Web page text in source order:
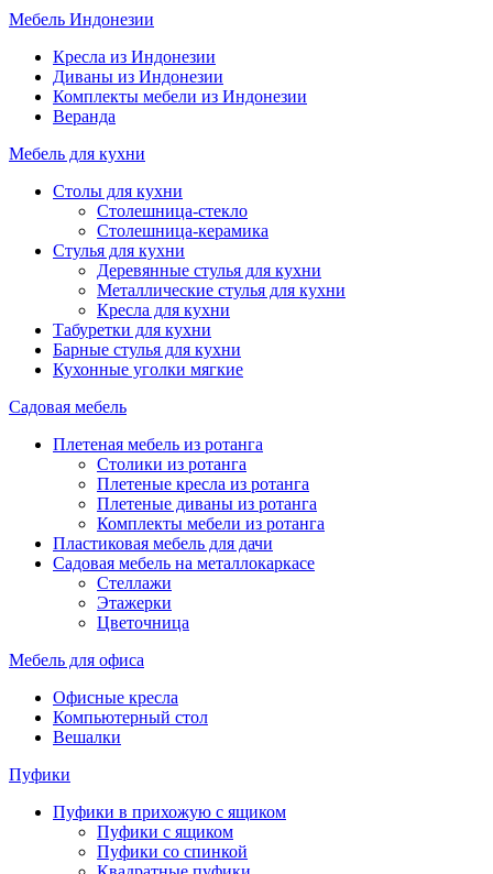
Мебель Индонезии
Кресла из Индонезии
Диваны из Индонезии
Комплекты мебели из Индонезии
Веранда
Мебель для кухни
Столы для кухни
Столешница-стекло
Столешница-керамика
Стулья для кухни
Деревянные стулья для кухни
Металлические стулья для кухни
Кресла для кухни
Табуретки для кухни
Барные стулья для кухни
Кухонные уголки мягкие
Садовая мебель
Плетеная мебель из ротанга
Столики из ротанга
Плетеные кресла из ротанга
Плетеные диваны из ротанга
Комплекты мебели из ротанга
Пластиковая мебель для дачи
Садовая мебель на металлокаркасе
Стеллажи
Этажерки
Цветочница
Мебель для офиса
Офисные кресла
Компьютерный стол
Вешалки
Пуфики
Пуфики в прихожую с ящиком
Пуфики с ящиком
Пуфики со спинкой